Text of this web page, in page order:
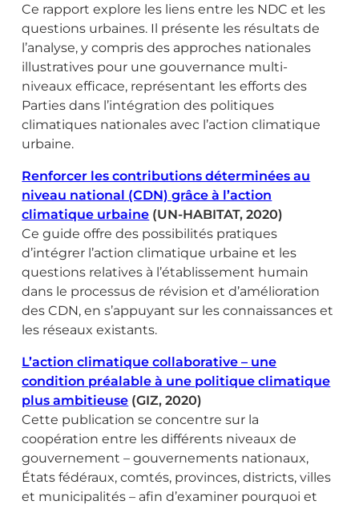
Ce rapport explore les liens entre les NDC et les
questions urbaines. Il présente les résultats de
l’analyse, y compris des approches nationales
illustratives pour une gouvernance multi-
niveaux efficace, représentant les efforts des
Parties dans l’intégration des politiques
climatiques nationales avec l’action climatique
urbaine.
Renforcer les contributions déterminées au
niveau national (CDN) grâce à l’action
climatique urbaine (UN-HABITAT, 2020)
Ce guide offre des possibilités pratiques
d’intégrer l’action climatique urbaine et les
questions relatives à l’établissement humain
dans le processus de révision et d’amélioration
des CDN, en s’appuyant sur les connaissances et
les réseaux existants.
L’action climatique collaborative – une
condition préalable à une politique climatique
plus ambitieuse (GIZ, 2020)
Cette publication se concentre sur la
coopération entre les différents niveaux de
gouvernement – gouvernements nationaux,
États fédéraux, comtés, provinces, districts, villes
et municipalités – afin d’examiner pourquoi et